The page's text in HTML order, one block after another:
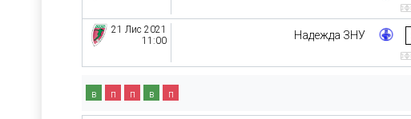
21 Лис 2021
11:00
Надежда ЗНУ
в п п в п